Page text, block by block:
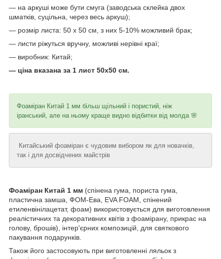
— на аркуші може бути смуга (заводська склейка двох
шматків, суцільна, через весь аркуш);
— розмір листа: 50 х 50 см, з них 5-10% можливий брак;
— листи ріжуться вручну, можливі нерівні краї;
— виробник: Китай;
— ціна вказана за 1 лист 50х50 см.
Фоаміран Китай 1 мм більш щільний і пористий, ніж
іранський, але на ньому краще видно відбитки від молда 🌸
Китайський фоаміран є чудовим вибором як для новачків,
так і для досвідчених майстрів
Фоаміран Китай 1 мм (спінена гума, пориста гума,
пластична замша, ФОМ-Ева, EVA FOAM, спінений
етиленвінілацетат, фоам) використовується для виготовлення
реалістичних та декоративних квітів з фоамірану, прикрас на
голову, брошів), інтер'єрних композицій, для святкового
пакування подарунків.
Також його застосовують при виготовленні ляльок з